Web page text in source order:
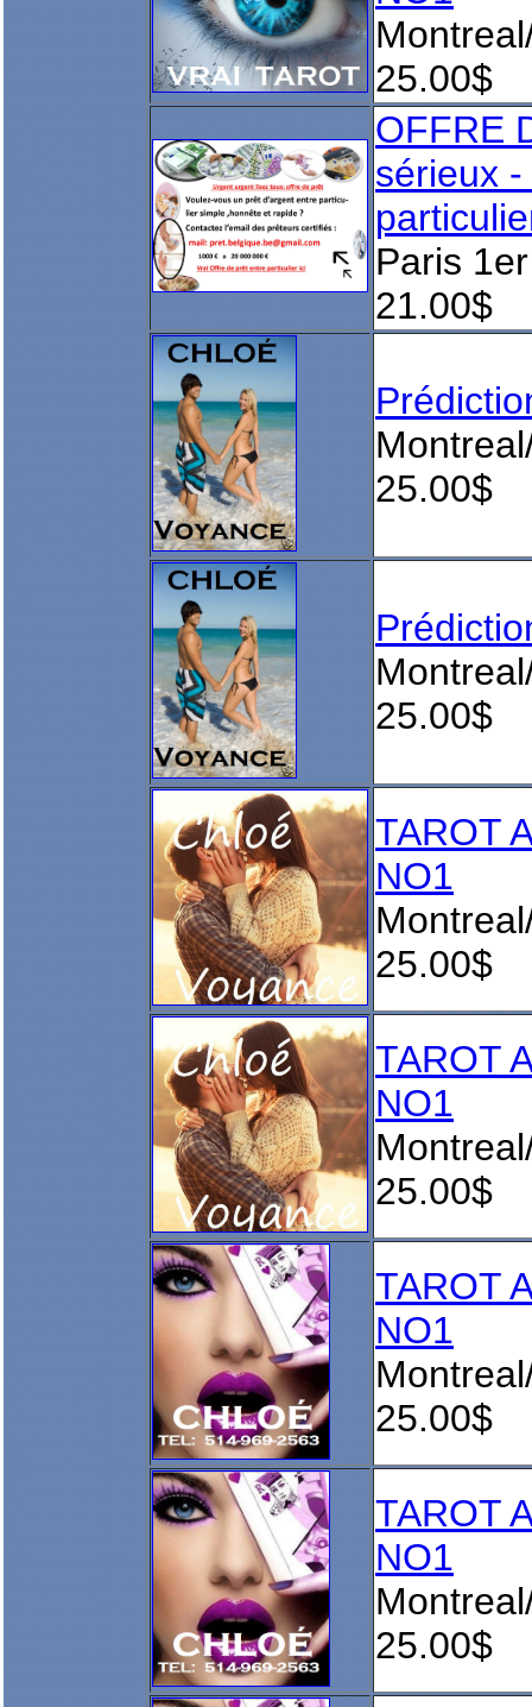
25.00$
OFFRE
sérieux
Paris
21.00$
25.00$
25.00$
TAROT
NO1
25.00$
TAROT
NO1
25.00$
TAROT
NO1
25.00$
TAROT
NO1
25.00$